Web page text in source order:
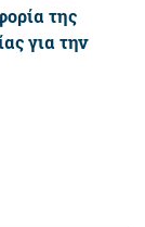
της
για την